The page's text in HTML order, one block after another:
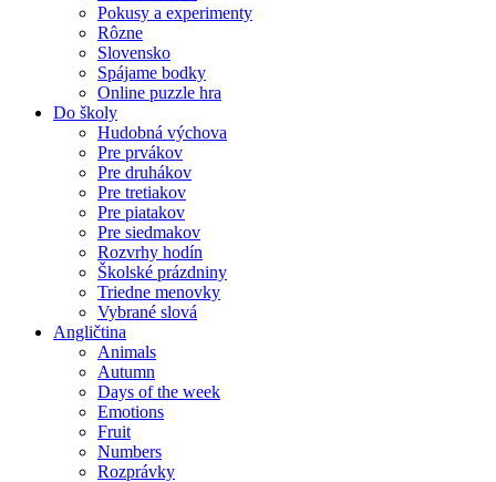
Pokusy a experimenty
Rôzne
Slovensko
Spájame bodky
Online puzzle hra
Do školy
Hudobná výchova
Pre prvákov
Pre druhákov
Pre tretiakov
Pre piatakov
Pre siedmakov
Rozvrhy hodín
Školské prázdniny
Triedne menovky
Vybrané slová
Angličtina
Animals
Autumn
Days of the week
Emotions
Fruit
Numbers
Rozprávky